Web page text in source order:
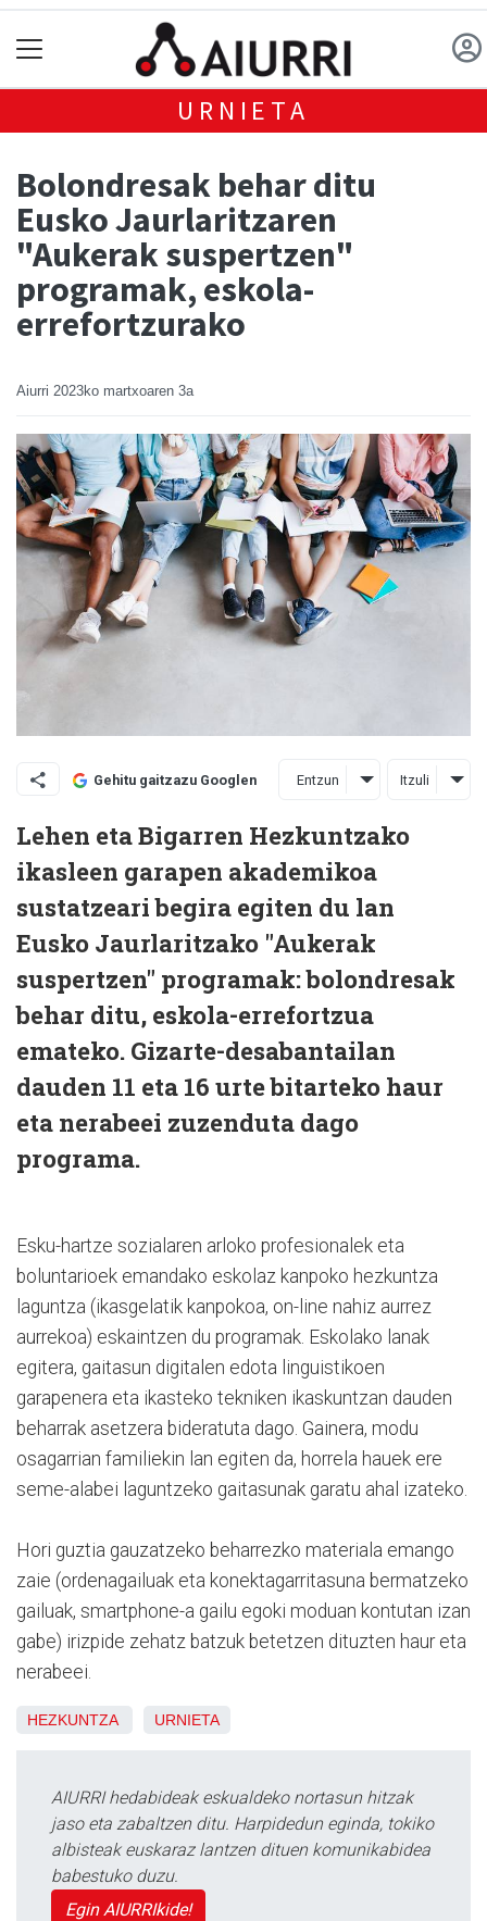
URNIETA
Bolondresak behar ditu
Eusko Jaurlaritzaren
"Aukerak suspertzen"
programak, eskola-
errefortzurako
Aiurri 2023ko martxoaren 3a
Gehitu gaitzazu Googlen Entzun Itzuli
Lehen eta Bigarren Hezkuntzako
ikasleen garapen akademikoa
sustatzeari begira egiten du lan
Eusko Jaurlaritzako "Aukerak
suspertzen" programak: bolondresak
behar ditu, eskola-errefortzua
emateko. Gizarte-desabantailan
dauden 11 eta 16 urte bitarteko haur
eta nerabeei zuzenduta dago
programa.
Esku-hartze sozialaren arloko profesionalek eta
boluntarioek emandako eskolaz kanpoko hezkuntza
laguntza (ikasgelatik kanpokoa, on-line nahiz aurrez
aurrekoa) eskaintzen du programak. Eskolako lanak
egitera, gaitasun digitalen edota linguistikoen
garapenera eta ikasteko tekniken ikaskuntzan dauden
beharrak asetzera bideratuta dago. Gainera, modu
osagarrian familiekin lan egiten da, horrela hauek ere
seme-alabei laguntzeko gaitasunak garatu ahal izateko.
Hori guztia gauzatzeko beharrezko materiala emango
zaie (ordenagailuak eta konektagarritasuna bermatzeko
gailuak, smartphone-a gailu egoki moduan kontutan izan
gabe) irizpide zehatz batzuk betetzen dituzten haur eta
nerabeei.
HEZKUNTZA URNIETA
AIURRI hedabideak eskualdeko nortasun hitzak
jaso eta zabaltzen ditu. Harpidedun eginda, tokiko
albisteak euskaraz lantzen dituen komunikabidea
babestuko duzu.
Egin AIURRIkide!